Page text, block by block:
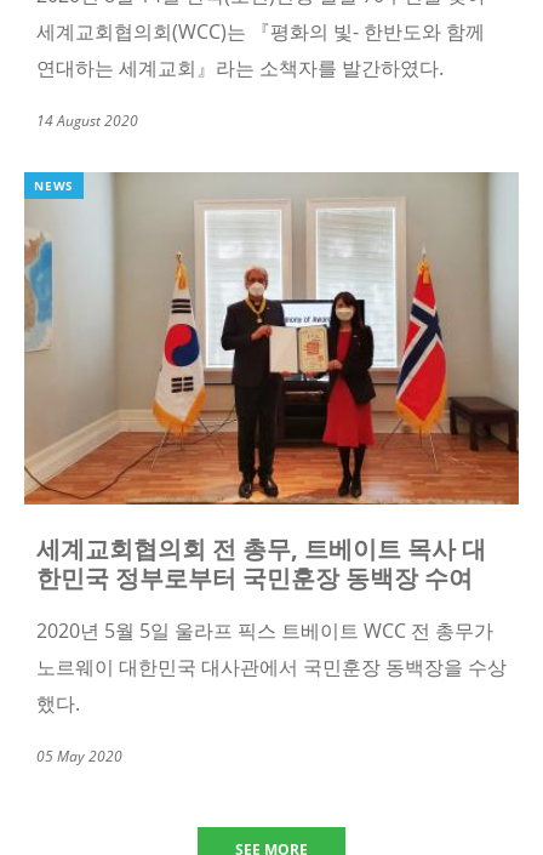
세계교회협의회(WCC)는 『평화의 빛- 한반도와 함께
연대하는 세계교회』라는 소책자를 발간하였다.
14 August 2020
NEWS
세계교회협의회 전 총무, 트베이트 목사 대
한민국 정부로부터 국민훈장 동백장 수여
2020년 5월 5일 울라프 픽스 트베이트 WCC 전 총무가
노르웨이 대한민국 대사관에서 국민훈장 동백장을 수상
했다.
05 May 2020
SEE MORE